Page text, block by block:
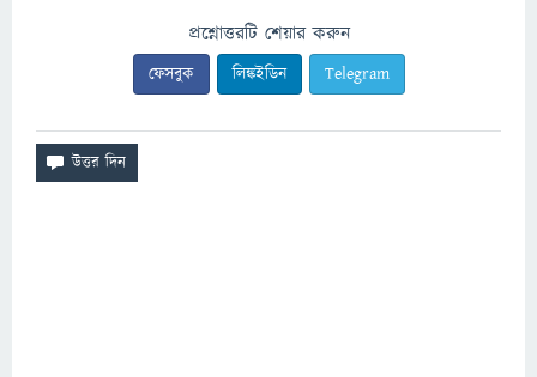
প্রশ্নোত্তরটি শেয়ার করুন
ফেসবুক লিঙ্কইডিন Telegram